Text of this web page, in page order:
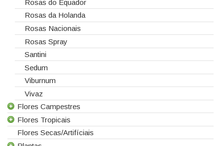
Rosas do Equador
Rosas da Holanda
Rosas Nacionais
Rosas Spray
Santini
Sedum
Viburnum
Vivaz
Flores Campestres
Todas as Flores Campestres
Anigozanthos
Flores Tropicais
Todas as Flores Tropicais
Flores Secas/Artifíciais